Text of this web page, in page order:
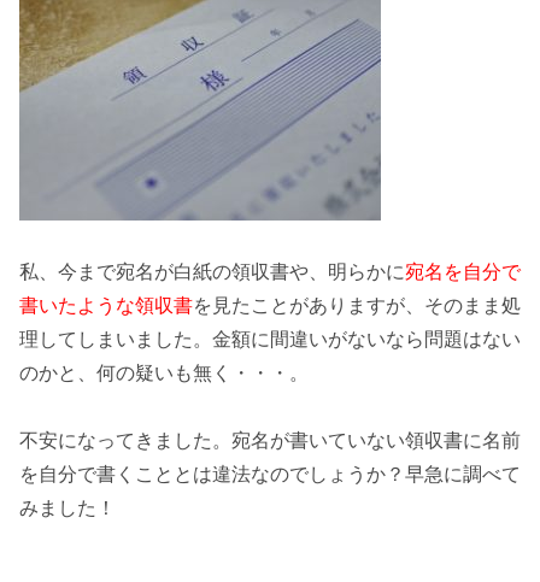
私、今まで宛名が白紙の領収書や、明らかに宛名を自分で
書いたような領収書を見たことがありますが、そのまま処
理してしまいました。 金額に間違いがないなら問題はない
のかと、何の疑いも無く・・・。
不安になってきました。 宛名が書いていない領収書に名前
を自分で書くこととは違法なのでしょうか？ 早急に調べて
みました！